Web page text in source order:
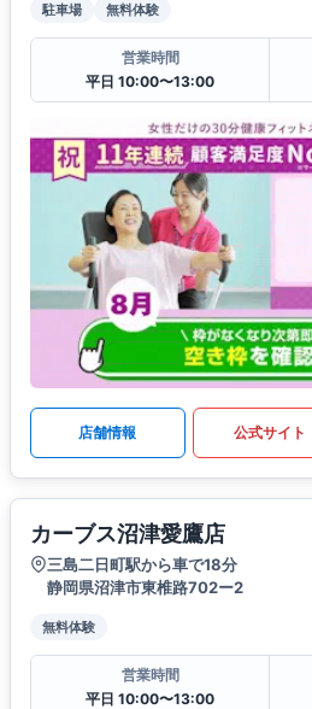
駐車場 無料体験
営業時間
平日 10:00〜13:00
店舗情報 公式サイト
カーブス沼津愛鷹店
三島二日町駅から車で18分
静岡県沼津市東椎路702ー2
無料体験
営業時間
平日 10:00〜13:00